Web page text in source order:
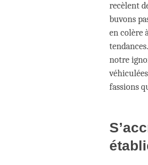
recèlent
buvons
en colère
notre
fassions